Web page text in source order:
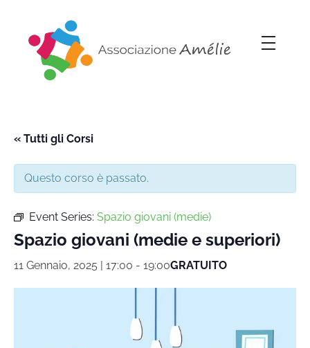
« Tutti gli Corsi
Questo corso è passato.
Event Series: Spazio giovani (medie)
Spazio giovani (medie e superiori)
11 Gennaio, 2025 | 17:00 - 19:00GRATUITO